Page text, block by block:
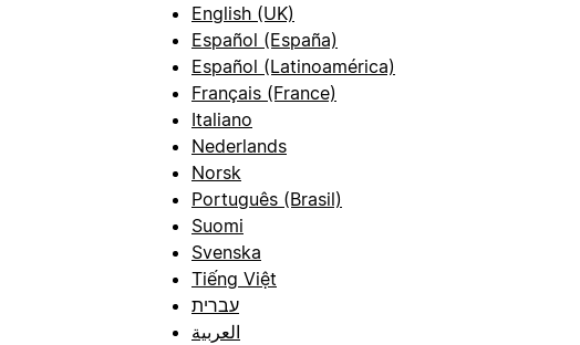
English (UK)
Español (España)
Español (Latinoamérica)
Français (France)
Italiano
Nederlands
Norsk
Português (Brasil)
Suomi
Svenska
Tiếng Việt
עברית
العربية